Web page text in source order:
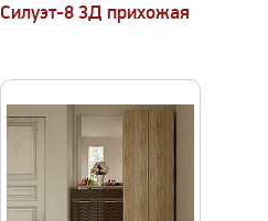
Силуэт-8 3Д прихожая